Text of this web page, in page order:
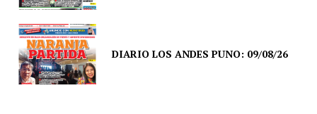
DIARIO LOS ANDES PUNO: 09/08/26